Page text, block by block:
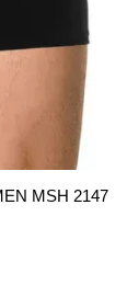
MSH 2147